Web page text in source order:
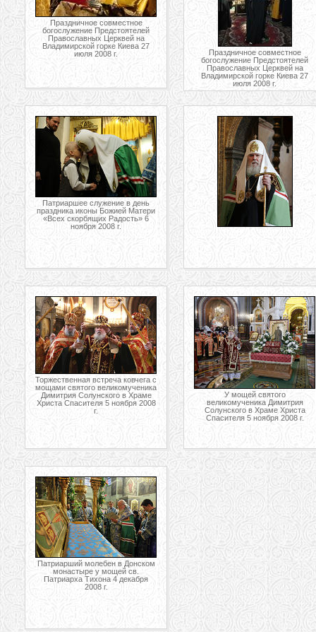
Праздничное совместное
богослужение Предстоятелей
Православных Церквей на
Владимирской горке Киева 27
июля 2008 г.
Праздничное совместное
богослужение Предстоятелей
Православных Церквей на
Владимирской горке Киева 27
июля 2008 г.
Патриаршее служение в день
праздника иконы Божией Матери
«Всех скорбящих Радость» 6
ноября 2008 г.
Торжественная встреча ковчега с
мощами святого великомученика
Димитрия Солунского в Храме
Христа Спасителя 5 ноября 2008
г.
У мощей святого
великомученика Димитрия
Солунского в Храме Христа
Спасителя 5 ноября 2008 г.
Патриарший молебен в Донском
монастыре у мощей св.
Патриарха Тихона 4 декабря
2008 г.